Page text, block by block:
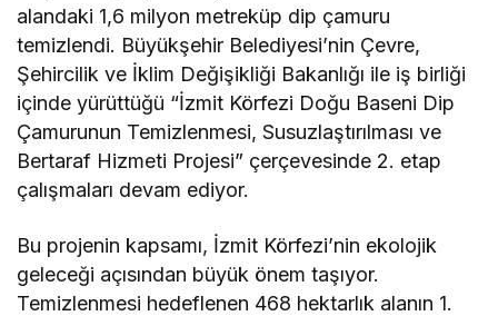
alandaki 1,6 milyon metreküp dip çamuru
temizlendi. Büyükşehir Belediyesi’nin Çevre,
Şehircilik ve İklim Değişikliği Bakanlığı ile iş birliği
içinde yürüttüğü “İzmit Körfezi Doğu Baseni Dip
Çamurunun Temizlenmesi, Susuzlaştırılması ve
Bertaraf Hizmeti Projesi” çerçevesinde 2. etap
çalışmaları devam ediyor.
Bu projenin kapsamı, İzmit Körfezi’nin ekolojik
geleceği açısından büyük önem taşıyor.
Temizlenmesi hedeflenen 468 hektarlık alanın 1.